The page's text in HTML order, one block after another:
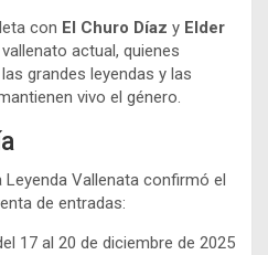
con El Churo Díaz y Elder
actual, quienes
grandes leyendas y las
vivo el género.
Leyenda Vallenata confirmó el
de entradas:
17 al 20 de diciembre de 2025